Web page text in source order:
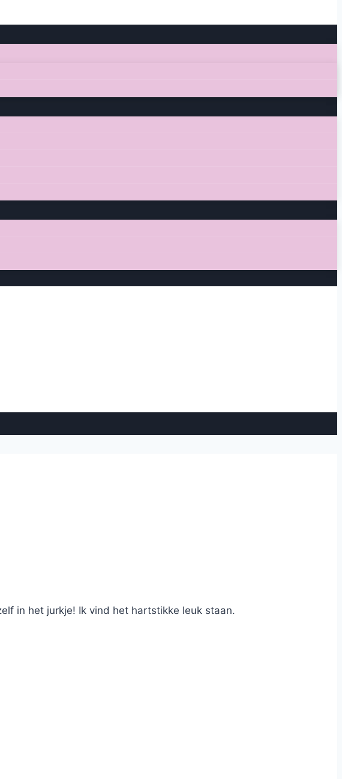
in het jurkje! Ik vind het hartstikke leuk staan.